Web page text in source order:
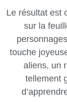
Le résultat est
sur la
touche
aliens, un
tellement